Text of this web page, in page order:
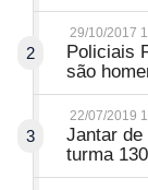
2
29/10/2017
Policiais
são
3
22/07/2019
Jantar de
turma